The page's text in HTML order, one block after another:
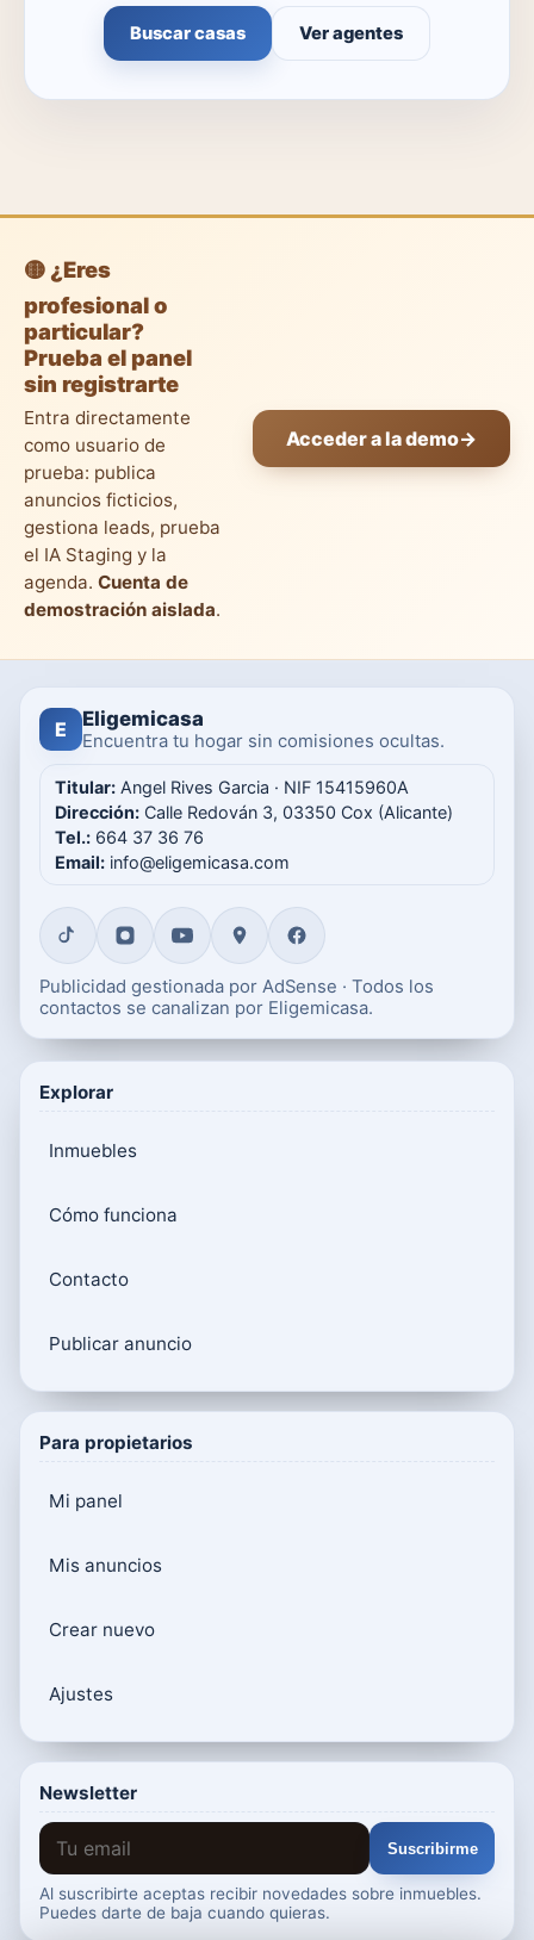
Buscar casas Ver agentes
🟡 ¿Eres
profesional o
particular?
Prueba el panel
sin registrarte
Entra directamente
como usuario de
prueba: publica
anuncios ficticios,
gestiona leads, prueba
el IA Staging y la
agenda. Cuenta de
demostración aislada.
Acceder a la demo→
E Eligemicasa
Encuentra tu hogar sin comisiones ocultas.
Titular: Angel Rives Garcia · NIF 15415960A
Dirección: Calle Redován 3, 03350 Cox (Alicante)
Tel.: 664 37 36 76
Email: info@eligemicasa.com
Publicidad gestionada por AdSense · Todos los
contactos se canalizan por Eligemicasa.
Explorar
Inmuebles
Cómo funciona
Contacto
Publicar anuncio
Para propietarios
Mi panel
Mis anuncios
Crear nuevo
Ajustes
Newsletter
Suscribirme
Al suscribirte aceptas recibir novedades sobre inmuebles.
Puedes darte de baja cuando quieras.